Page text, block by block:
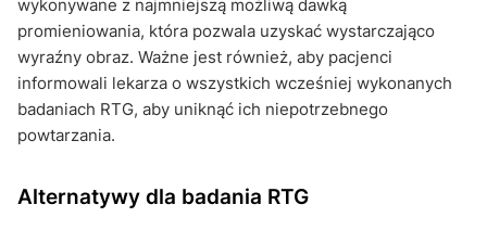
wykonywane z najmniejszą możliwą dawką
promieniowania, która pozwala uzyskać wystarczająco
wyraźny obraz. Ważne jest również, aby pacjenci
informowali lekarza o wszystkich wcześniej wykonanych
badaniach RTG, aby uniknąć ich niepotrzebnego
powtarzania.
Alternatywy dla badania RTG